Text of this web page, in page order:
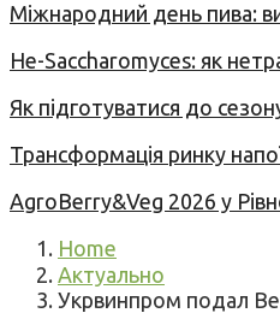
Міжнародний день пива:
Не-Saccharomyces: як
Як підготуватися до
Трансформація ринку
AgroBerry&Veg 2026 у
Home
Актуально
Укрвинпром подал